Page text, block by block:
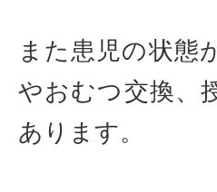
また患児の状態
やおむつ交換、
あります。